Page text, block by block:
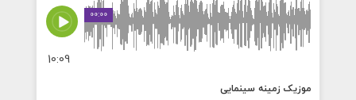
00:00
10:09
موزیک زمینه سینمایی